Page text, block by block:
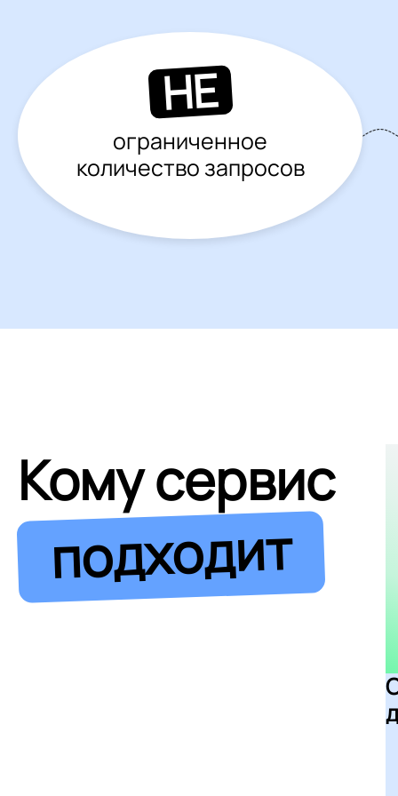
НЕ
ограниченное
количество запросов
Кому сервис
подходит